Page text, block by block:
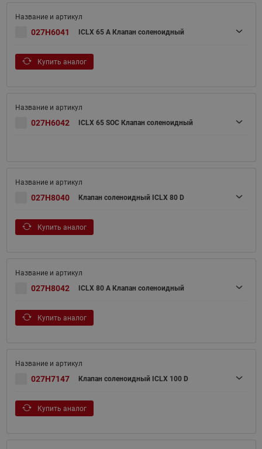
027H6041 ICLX 65 A Клапан соленоидный
Купить аналог
027H6042 ICLX 65 SOC Клапан соленоидный
027H8040 Клапан соленоидный ICLX 80 D
Купить аналог
027H8042 ICLX 80 A Клапан соленоидный
Купить аналог
027H7147 Клапан соленоидный ICLX 100 D
Купить аналог